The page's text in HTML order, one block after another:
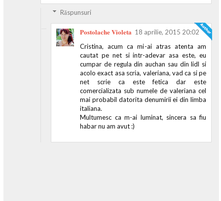
Răspunsuri
Postolache Violeta 18 aprilie, 2015 20:02
Cristina, acum ca mi-ai atras atenta am
cautat pe net si intr-adevar asa este, eu
cumpar de regula din auchan sau din lidl si
acolo exact asa scria, valeriana, vad ca si pe
net scrie ca este fetica dar este
comercializata sub numele de valeriana cel
mai probabil datorita denumirii ei din limba
italiana.
Multumesc ca m-ai luminat, sincera sa fiu
habar nu am avut :)